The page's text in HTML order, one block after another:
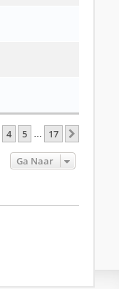
17
4 5 … 17
Ga Naar